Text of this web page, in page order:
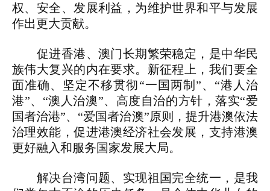
权、安全、发展利益，为维护世界和平与发展
作出更大贡献。
促进香港、澳门长期繁荣稳定，是中华民
族伟大复兴的内在要求。新征程上，我们要全
面准确、坚定不移贯彻“一国两制”、“港人治
港”、“澳人治澳”、高度自治的方针，落实“爱
国者治港”、“爱国者治澳”原则，提升港澳依法
治理效能，促进港澳经济社会发展，支持港澳
更好融入和服务国家发展大局。
解决台湾问题、实现祖国完全统一，是我